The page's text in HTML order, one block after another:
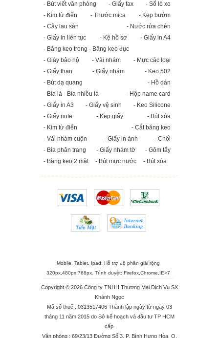
- Bút viết văn phòng - Giấy fax
- Sổ lò xo
- Kim từ điển
- Thước mica
- Kẹp bướm
- Cây lau sàn
- Nước rửa chén
- Giấy in liên tục
- Kệ hồ sơ
- Giấy in A4
- Băng keo trong - Băng keo đục
- Giày bảo hộ
- Vải nhám
- Mực các loại
- Giấy than
- Giấy nhám
- Keo 502
- Bút dạ quang
- Hồ dán
- Bìa lá - Bìa nhiều lá
- Hộp name card
- Giấy in A3
- Giấy vệ sinh
- Keo Silicone
- Giấy note
- Kẹp giấy
- Bút xóa
- Kim từ điển
- Cắt băng keo
- Vải nhám cuộn
- Giấy in ảnh
- Chổi
- Bìa phân trang
- Giấy nhám tờ
- Gôm tẩy
- Băng keo 2 mặt
- Bút mực nước - Bút xóa
Mobile, Tablet, Ipad: Hỗ trợ độ phân giải rộng
320px,480px,768px. Trình duyệt: Firefox,Chrome,IE>7
Copyright © 2026 Công ty TNHH Thương Mại Dịch Vụ SX
Khánh Ngọc
Mã số thuế : 0313517406 Thành lập ngày từ ngày 03
tháng 11 năm 2015 do Sở kế hoạch và đầu tư TP HCM
cấp.
Văn phòng : 69/23/13 Đường Số 3, P. Bình Hưng Hòa, Q.